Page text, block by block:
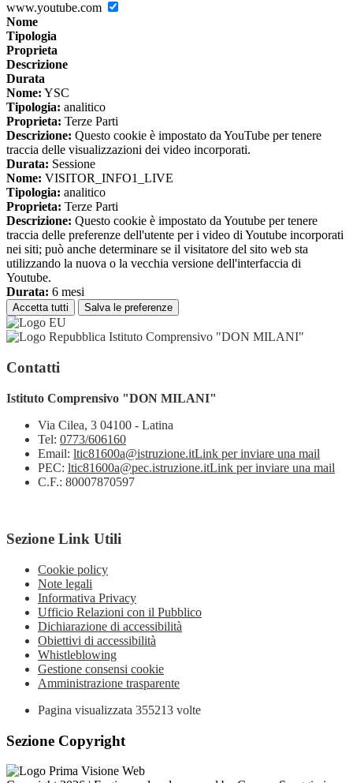
www.youtube.com
Nome
Tipologia
Proprieta
Descrizione
Durata
Nome: YSC
Tipologia: analitico
Proprieta: Terze Parti
Descrizione: Questo cookie è impostato da YouTube per tenere
traccia delle visualizzazioni dei video incorporati.
Durata: Sessione
Nome: VISITOR_INFO1_LIVE
Tipologia: analitico
Proprieta: Terze Parti
Descrizione: Questo cookie è impostato da Youtube per tenere
traccia delle preferenze dell'utente per i video di Youtube incorporati
nei siti; può anche determinare se il visitatore del sito web sta
utilizzando la nuova o la vecchia versione dell'interfaccia di
Youtube.
Durata: 6 mesi
Accetta tutti Salva le preferenze
Istituto Comprensivo "DON MILANI"
Contatti
Istituto Comprensivo "DON MILANI"
Via Cilea, 3 04100 - Latina
Tel: 0773/606160
Email: ltic81600a@istruzione.itLink per inviare una mail
PEC: ltic81600a@pec.istruzione.itLink per inviare una mail
C.F.: 80007870597
Sezione Link Utili
Cookie policy
Note legali
Informativa Privacy
Ufficio Relazioni con il Pubblico
Dichiarazione di accessibilità
Obiettivi di accessibilità
Whistleblowing
Gestione consensi cookie
Amministrazione trasparente
Pagina visualizzata 355213 volte
Sezione Copyright